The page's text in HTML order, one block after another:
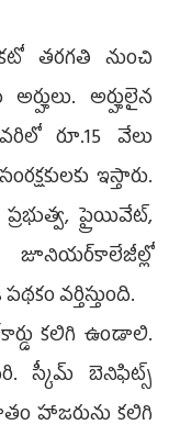
తరగతి నుంచి
అర్హులైన
రూ.15 వేలు
ఇస్తారు.
ప్రైయివేట్,
వర్తిస్తుంది.
కలిగి ఉండాలి.
స్కీమ్ బెనిఫిట్స్
హాజరును కలిగి